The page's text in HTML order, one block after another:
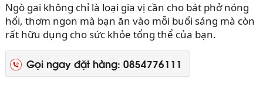
Ngò gai không chỉ là loại gia vị cần cho bát phở nóng
hổi, thơm ngon mà bạn ăn vào mỗi buổi sáng mà còn
rất hữu dụng cho sức khỏe tổng thể của bạn.
Gọi ngay đặt hàng: 0854776111